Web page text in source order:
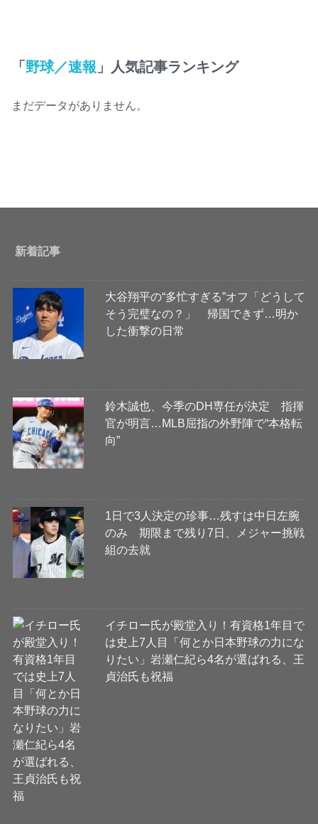
「野球／速報 」人気記事ランキング
まだデータがありません。
新着記事
大谷翔平の“多忙すぎる”オフ「どうして
そう完璧なの？」 帰国できず…明か
した衝撃の日常
鈴木誠也、今季のDH専任が決定 指揮
官が明言…MLB屈指の外野陣で“本格転
向”
1日で3人決定の珍事…残すは中日左腕
のみ 期限まで残り7日、メジャー挑戦
組の去就
イチロー氏が殿堂入り！有資格1年目で
は史上7人目「何とか日本野球の力にな
りたい」岩瀬仁紀ら4名が選ばれる、王
貞治氏も祝福